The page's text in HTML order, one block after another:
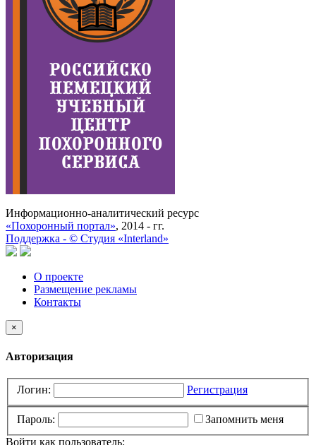
Информационно-аналитический ресурс
«Похоронный портал», 2014 - гг.
Поддержка - © Cтудия «Interland»
О проекте
Размещение рекламы
Контакты
×
Авторизация
Логин: Регистрация
Пароль:
Запомнить меня
Войти как пользователь: